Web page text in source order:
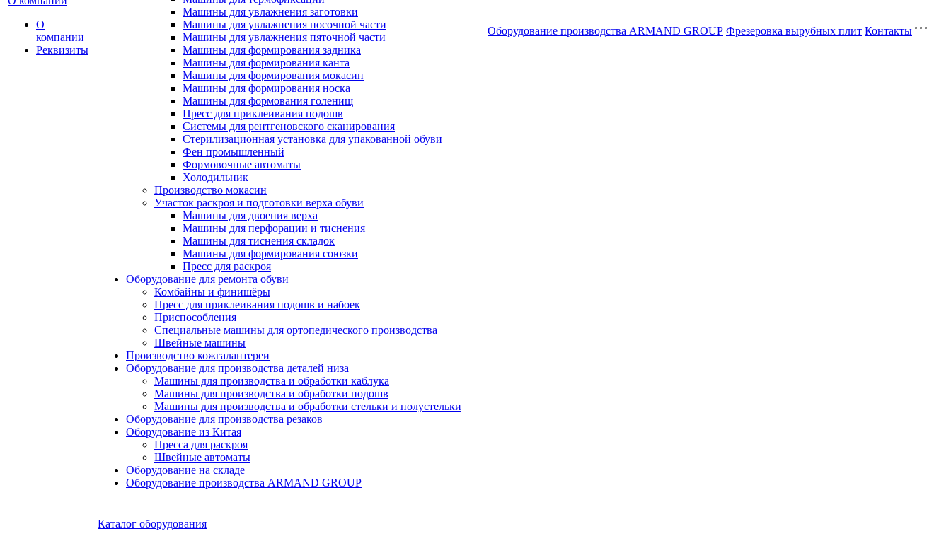
О
компании
Реквизиты
Машины для увлажнения заготовки
Машины для увлажнения носочной части
Машины для увлажнения пяточной части
Машины для формирования задника
Машины для формирования канта
Машины для формирования мокасин
Машины для формирования носка
Машины для формования голенищ
Пресс для приклеивания подошв
Системы для рентгеновского сканирования
Стерилизационная установка для упакованной обуви
Фен промышленный
Формовочные автоматы
Холодильник
Производство мокасин
Участок раскроя и подготовки верха обуви
Машины для двоения верха
Машины для перфорации и тиснения
Машины для тиснения складок
Машины для формирования союзки
Пресс для раскроя
Оборудование для ремонта обуви
Комбайны и финишёры
Пресс для приклеивания подошв и набоек
Приспособления
Специальные машины для ортопедического производства
Швейные машины
Производство кожгалантереи
Оборудование для производства деталей низа
Машины для производства и обработки каблука
Машины для производства и обработки подошв
Машины для производства и обработки стельки и полустельки
Оборудование для производства резаков
Оборудование из Китая
Пресса для раскроя
Швейные автоматы
Оборудование на складе
Оборудование производства ARMAND GROUP
Оборудование производства ARMAND GROUP Фрезеровка вырубных плит Контакты
Каталог оборудования